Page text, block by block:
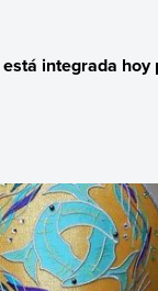
está integrada hoy